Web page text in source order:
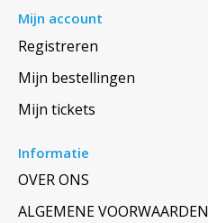
Mijn account
Registreren
Mijn bestellingen
Mijn tickets
Informatie
OVER ONS
ALGEMENE VOORWAARDEN